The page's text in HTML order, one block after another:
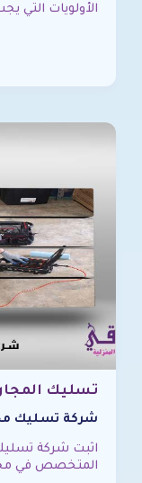
الأولويات التي
تسليك
شركة تسليك
اثبت شركة
المتخصص في